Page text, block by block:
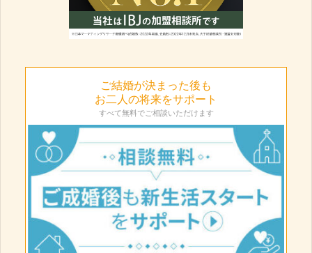
ご結婚が決まった後も
お二人の将来をサポート
すべて無料でご相談いただけます